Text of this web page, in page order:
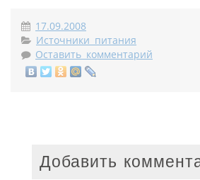
17.09.2008
Источники питания
Оставить комментарий
Добавить